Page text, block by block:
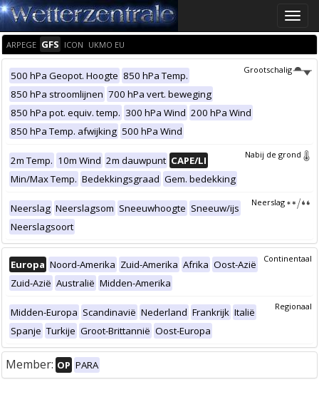
Toggle
ARPEGE GFS ICON UKMO EU
Grootschalig
500 hPa Geopot. Hoogte 850 hPa Temp.
850 hPa stroomlijnen 700 hPa vert. beweging
850 hPa pot. equiv. temp. 300 hPa Wind 200 hPa Wind
850 hPa Temp. afwijking 500 hPa Wind
Nabij de grond
2m Temp. 10m Wind 2m dauwpunt CAPE/LI
Min/Max Temp. Bedekkingsgraad Gem. bedekking
Neerslag
Neerslag Neerslagsom Sneeuwhoogte Sneeuw/ijs
Neerslagsoort
Continentaal
Europa Noord-Amerika Zuid-Amerika Afrika Oost-Azië
Zuid-Azië Australië Midden-Amerika
Regionaal
Midden-Europa Scandinavië Nederland Frankrijk Italië
Spanje Turkije Groot-Brittannië Oost-Europa
Member: OP PARA